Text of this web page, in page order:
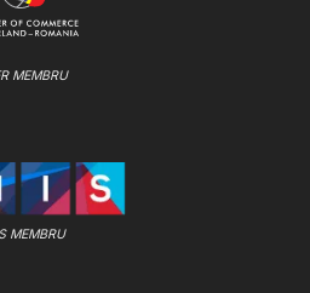
MEMBRU
MEMBRU